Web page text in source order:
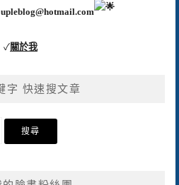
✓關於我
字 快速搜文章